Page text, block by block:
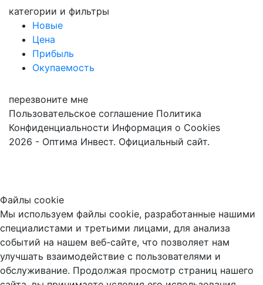
категории и фильтры
Новые
Цена
Прибыль
Окупаемость
перезвоните мне
Пользовательское соглашение Политика
Конфиденциальности Информация о Cookies
2026 - Оптима Инвест. Официальный сайт.
Файлы cookie
Мы используем файлы cookie, разработанные нашими
специалистами и третьими лицами, для анализа
событий на нашем веб-сайте, что позволяет нам
улучшать взаимодействие с пользователями и
обслуживание. Продолжая просмотр страниц нашего